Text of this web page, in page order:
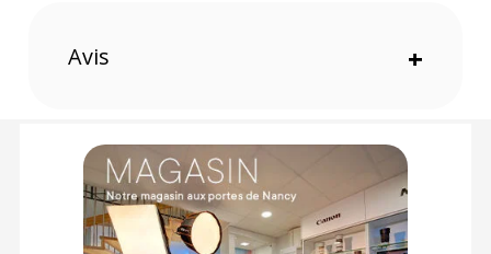
Offre valable jusqu'au 06-08-2026 inclus.
Garantie 2 ans
(1) Offre valable jusqu'au 31 Décembre 2030 à partir de 49 euros
d'achat, sur la base d'une expédition Chronopost 24H vers un point
relais situé en France continentale uniquement, valable uniquement
Avis +